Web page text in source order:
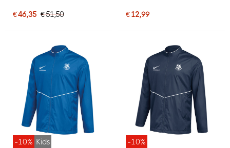
€ 46,35 € 51,50 € 12,99
-10% Kids
-10%